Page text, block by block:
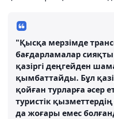
"Қысқа мерзімде
бағдарламалар
қазіргі деңгейден
қымбаттайды. Бұл
қойған турларға әсер
туристік
да жоғары емес